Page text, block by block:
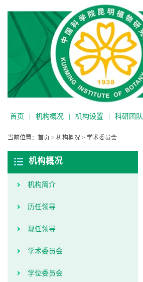
首页 | 机构概况 | 机构设置 | 科研团队
当前位置： 首页 > 机构概况 > 学术委员会
机构概况
机构简介
历任领导
现任领导
学术委员会
学位委员会